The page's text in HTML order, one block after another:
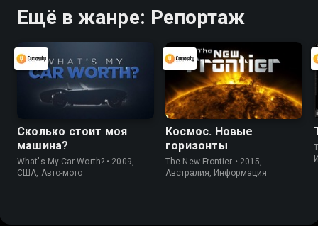
Ещё в жанре: Репортаж
Сколько стоит моя
машина?
What's My Car Worth? • 2009,
США, Авто-мото
Космос. Новые
горизонты
The New Frontier • 2015,
Австралия, Информация